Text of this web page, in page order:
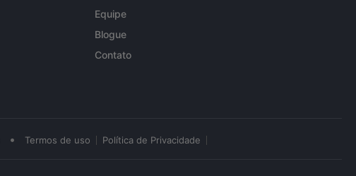
Equipe
Blogue
Contato
• Termos de uso Política de Privacidade